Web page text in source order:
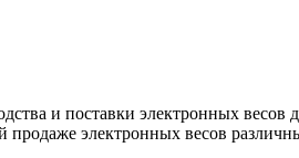
и поставки электронных весов
продаже электронных весов